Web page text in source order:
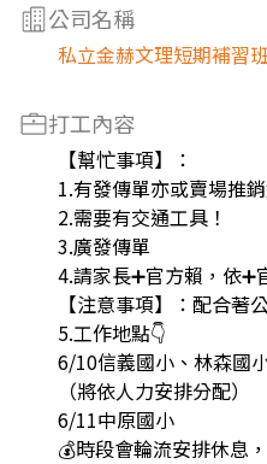
公司名稱
私立金赫文理短期補習
打工內容
【幫忙事項】：
1.有發傳單亦或賣場推
2.需要有交通工具！
3.廣發傳單
4.請家長➕官方賴，依
【注意事項】：配合著
5.工作地點👇
6/10信義國小、林森國
（將依人力安排分配）
6/11中原國小
💰時段會輪流安排休息